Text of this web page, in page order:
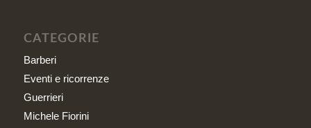
CATEGORIE
Barberi
Eventi e ricorrenze
Guerrieri
Michele Fiorini